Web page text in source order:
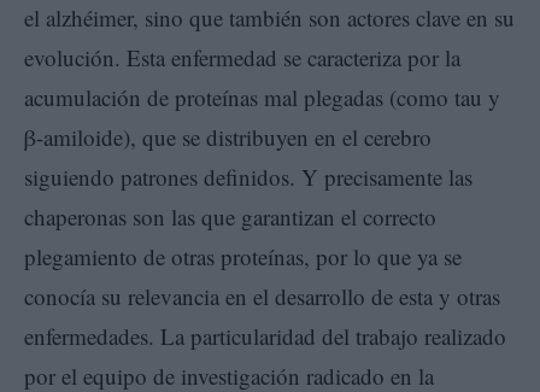
el alzhéimer, sino que también son actores clave en su
evolución. Esta enfermedad se caracteriza por la
acumulación de proteínas mal plegadas (como tau y
β-amiloide), que se distribuyen en el cerebro
siguiendo patrones definidos. Y precisamente las
chaperonas son las que garantizan el correcto
plegamiento de otras proteínas, por lo que ya se
conocía su relevancia en el desarrollo de esta y otras
enfermedades. La particularidad del trabajo realizado
por el equipo de investigación radicado en la